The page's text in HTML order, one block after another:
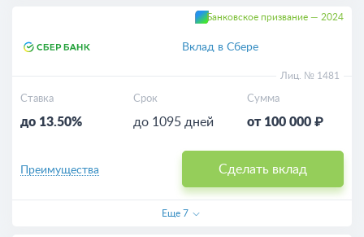
Банковское призвание — 2024
Вклад в Сбере
Лиц. № 1481
Ставка
до 13.50%
Срок
до 1095 дней
Сумма
от 100 000 ₽
Сделать вклад
Преимущества
Еще 7